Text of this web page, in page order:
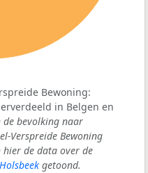
Bewoning:
in Belgen en
de bevolking naar
Verspreide Bewoning
hier de data over de
getoond.